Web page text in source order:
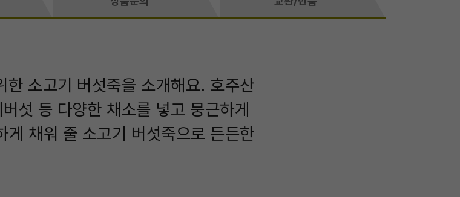
한 소고기 버섯죽을 소개해요. 호주산
섯 등 다양한 채소를 넣고 뭉근하게
게 채워 줄 소고기 버섯죽으로 든든한